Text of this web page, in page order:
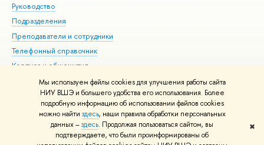
Мы используем файлы cookies для улучшения работы сайта
НИУ ВШЭ и большего удобства его использования. Более
подробную информацию об использовании файлов cookies
можно найти здесь, наши правила обработки персональных
данных –здесь. Продолжая пользоваться сайтом, вы
подтверждаете, что были проинформированы об
✖
Руководство
Подразделения
Преподаватели и сотрудники
Телефонный справочник
Корпуса и общежития
ВШЭ для студентов с ограниченными возможностями
здоровья и инвалидностью
Единая платежная страница